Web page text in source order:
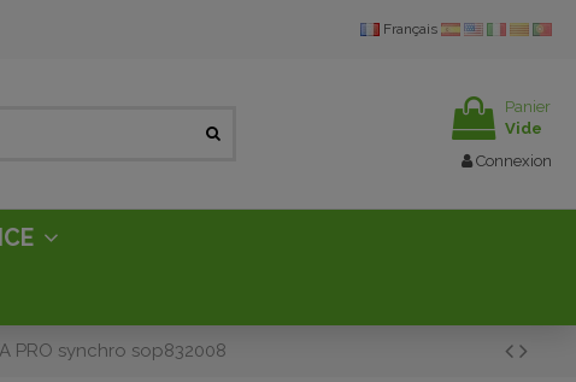
Français
Panier
Vide
Connexion
PRO synchro sop832008